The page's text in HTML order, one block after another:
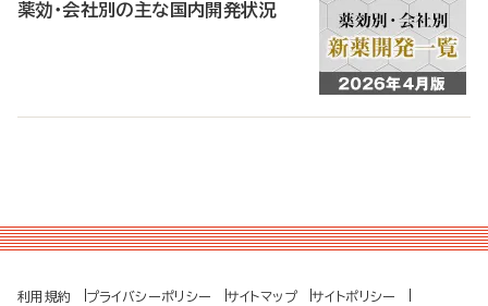
薬効・会社別の主な国内開発状況
利用規約 プライバシーポリシー サイトマップ サイトポリシー